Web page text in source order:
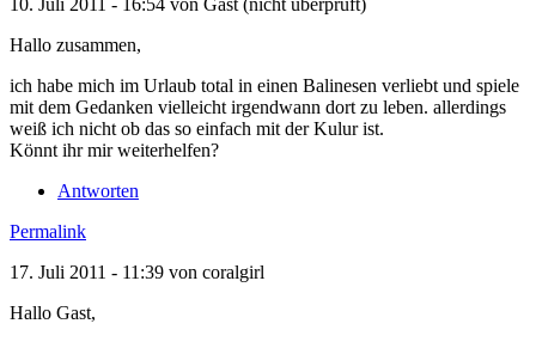
10. Juli 2011 - 16:54 von Gast (nicht überprüft)
Hallo zusammen,
ich habe mich im Urlaub total in einen Balinesen verliebt und spiele
mit dem Gedanken vielleicht irgendwann dort zu leben. allerdings
weiß ich nicht ob das so einfach mit der Kulur ist.
Könnt ihr mir weiterhelfen?
Antworten
Permalink
17. Juli 2011 - 11:39 von coralgirl
Hallo Gast,